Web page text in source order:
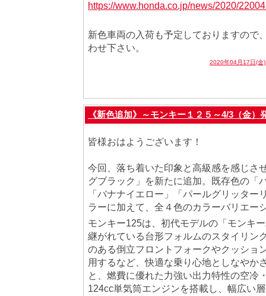
https://www.honda.co.jp/news/2020/
新色車両の入荷も予定しておりますので
わせ下さい。
2020年04月17日(金
《新色追加》～モンキー１２５～4/3（金）
皆様おはようございます！
今回、落ち着いた印象と高級感を感じさ
グブラック」を新たに追加。既存色の「
「バナナイエロー」「パールグリッター
ラーに加えて、全４色のカラーバリエー
モンキー125は、初代モデルの「モンキ
継がれている台形フォルムのスタイリン
のある倒立フロントフォークやクッショ
用するなど、快適な乗り心地としなやか
と、燃費に優れた力強い出力特性の空冷
124cc単気筒エンジンを搭載し、幅広い